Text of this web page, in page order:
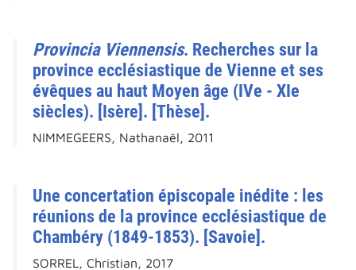
Provincia Viennensis. Recherches sur la
province ecclésiastique de Vienne et ses
évêques au haut Moyen âge (IVe - XIe
siècles). [Isère]. [Thèse].
NIMMEGEERS, Nathanaël, 2011
Une concertation épiscopale inédite : les
réunions de la province ecclésiastique de
Chambéry (1849-1853). [Savoie].
SORREL, Christian, 2017